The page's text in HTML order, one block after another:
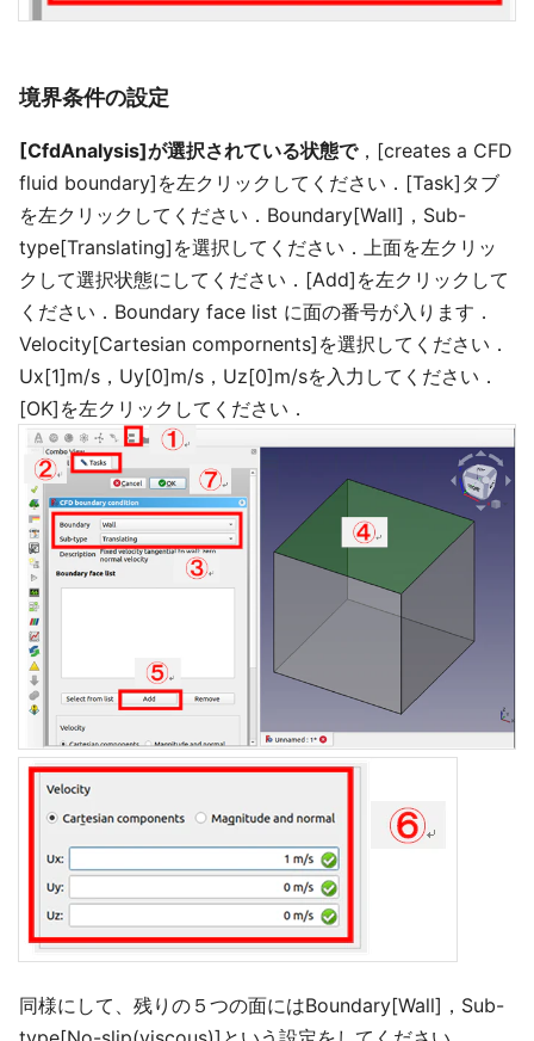
境界条件の設定
[CfdAnalysis]が選択されている状態で，[creates a CFD
fluid boundary]を左クリックしてください．[Task]タブ
を左クリックしてください．Boundary[Wall]，Sub-
type[Translating]を選択してください．上面を左クリッ
クして選択状態にしてください．[Add]を左クリックして
ください．Boundary face list に面の番号が入ります．
Velocity[Cartesian compornents]を選択してください．
Ux[1]m/s，Uy[0]m/s，Uz[0]m/sを入力してください．
[OK]を左クリックしてください．
同様にして、残りの５つの面にはBoundary[Wall]，Sub-